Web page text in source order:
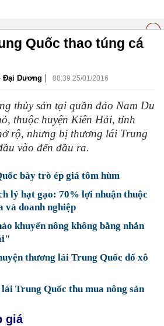
Quốc thao túng cá
Đại Dương | 08:39 25/01/2016
thủy sản tại quần đảo Nam Du
thuộc huyện Kiên Hải, tỉnh
rộ, nhưng bị thương lái Trung
vào đến đầu ra.
bày trò ép giá tôm hùm
lý hạt gạo: 70% lợi nhuận thuộc
và doanh nghiệp
khuyến nông không bằng nhắn
thương lái Trung Quốc đổ xô
Trung Quốc thu mua nông sản
giá